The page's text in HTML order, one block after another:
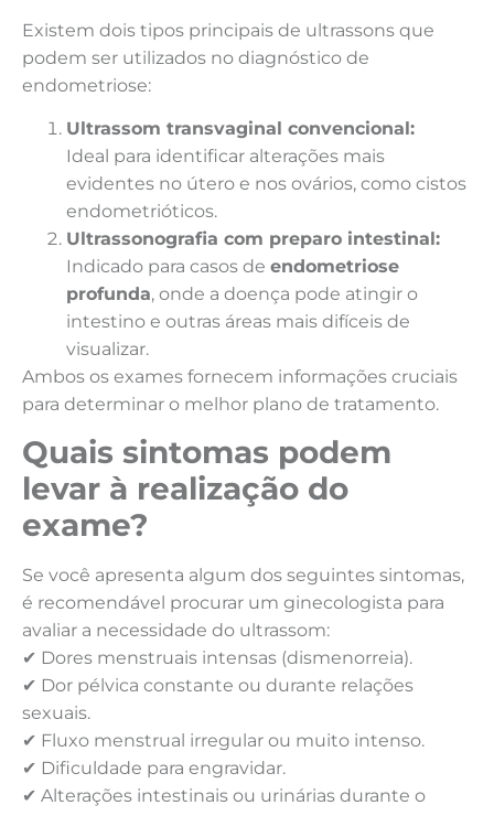
Existem dois tipos principais de ultrassons que
podem ser utilizados no diagnóstico de
endometriose:
Ultrassom transvaginal convencional:
Ideal para identificar alterações mais
evidentes no útero e nos ovários, como cistos
endometrióticos.
Ultrassonografia com preparo intestinal:
Indicado para casos de endometriose
profunda, onde a doença pode atingir o
intestino e outras áreas mais difíceis de
visualizar.
Ambos os exames fornecem informações cruciais
para determinar o melhor plano de tratamento.
Quais sintomas podem
levar à realização do
exame?
Se você apresenta algum dos seguintes sintomas,
é recomendável procurar um ginecologista para
avaliar a necessidade do ultrassom:
✔ Dores menstruais intensas (dismenorreia).
✔ Dor pélvica constante ou durante relações
sexuais.
✔ Fluxo menstrual irregular ou muito intenso.
✔ Dificuldade para engravidar.
✔ Alterações intestinais ou urinárias durante o